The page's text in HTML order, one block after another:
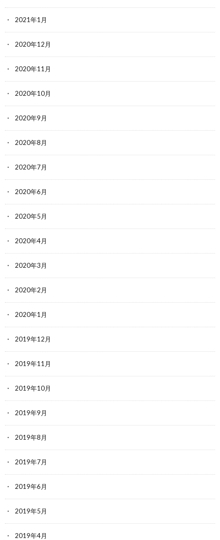
2021年1月
2020年12月
2020年11月
2020年10月
2020年9月
2020年8月
2020年7月
2020年6月
2020年5月
2020年4月
2020年3月
2020年2月
2020年1月
2019年12月
2019年11月
2019年10月
2019年9月
2019年8月
2019年7月
2019年6月
2019年5月
2019年4月